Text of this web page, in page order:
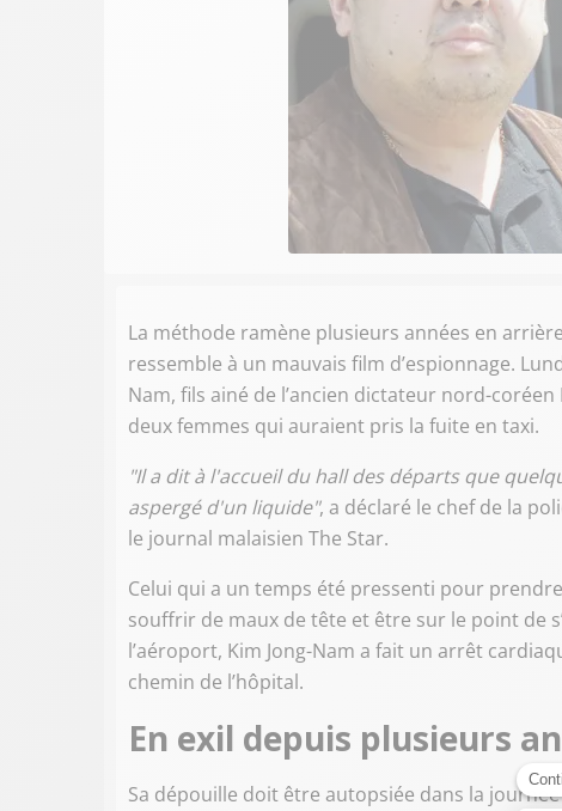
La méthode ramène plusieurs années en
ressemble à un mauvais film d’espionnage.
Nam, fils ainé de l’ancien dictateur nord-
deux femmes qui auraient pris la fuite en taxi.
"Il a dit à l'accueil du hall des départs que
aspergé d'un liquide", a déclaré le chef de la
le journal malaisien The Star.
Celui qui a un temps été pressenti pour
souffrir de maux de tête et être sur le point de
l’aéroport, Kim Jong-Nam a fait un arrêt
chemin de l’hôpital.
En exil depuis plusieurs
Sa dépouille doit être autopsiée dans la